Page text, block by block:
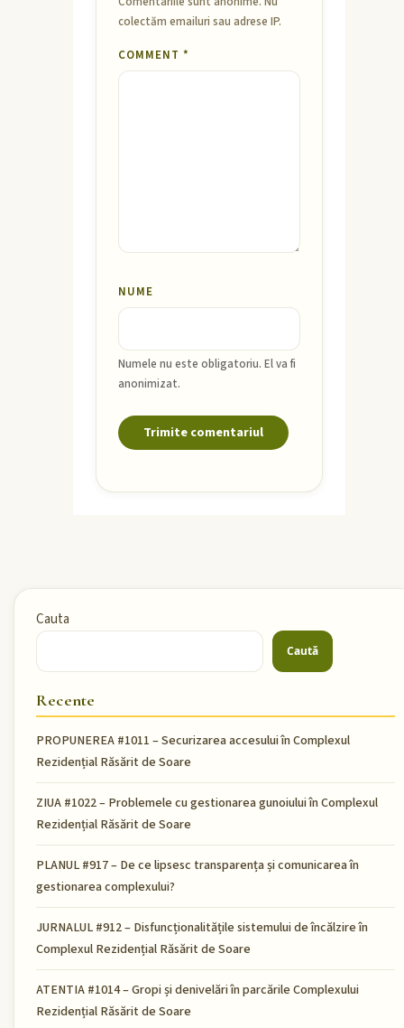
colectăm emailuri sau adrese IP.
COMMENT*
NUME
Numele nu este obligatoriu. El va fi
anonimizat.
Cauta
Caută
Recente
PROPUNEREA #1011 – Securizarea accesului în Complexul
Rezidențial Răsărit de Soare
ZIUA #1022 – Problemele cu gestionarea gunoiului în Complexul
Rezidențial Răsărit de Soare
PLANUL #917 – De ce lipsesc transparența și comunicarea în
gestionarea complexului?
JURNALUL #912 – Disfuncționalitățile sistemului de încălzire în
Complexul Rezidențial Răsărit de Soare
ATENTIA #1014 – Gropi și denivelări în parcările Complexului
Rezidențial Răsărit de Soare